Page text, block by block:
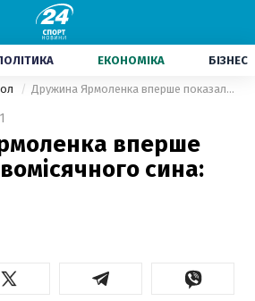
ЕКОНОМІКА БІЗНЕС
Дружина Ярмоленка вперше показала двомісячного сина: миле фото
1
вперше
сина: